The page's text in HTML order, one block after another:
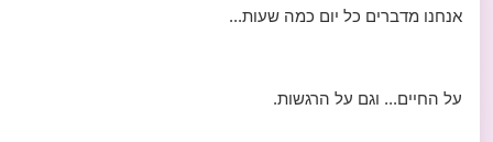
אנחנו מדברים כל יום כמה שעות...
על החיים... וגם על הרגשות.